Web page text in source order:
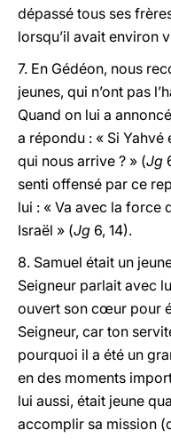
dépassé tous ses
lorsqu’il avait environ
7. En Gédéon, nous
jeunes, qui n’ont pas
Quand on lui a
a répondu : « Si
qui nous arrive ? » (Jg
senti offensé par ce
lui : « Va avec la force
Israël » (Jg 6, 14).
8. Samuel était un
Seigneur parlait avec
ouvert son cœur pour
Seigneur, car ton
pourquoi il a été un
en des moments
lui aussi, était jeune
accomplir sa mission